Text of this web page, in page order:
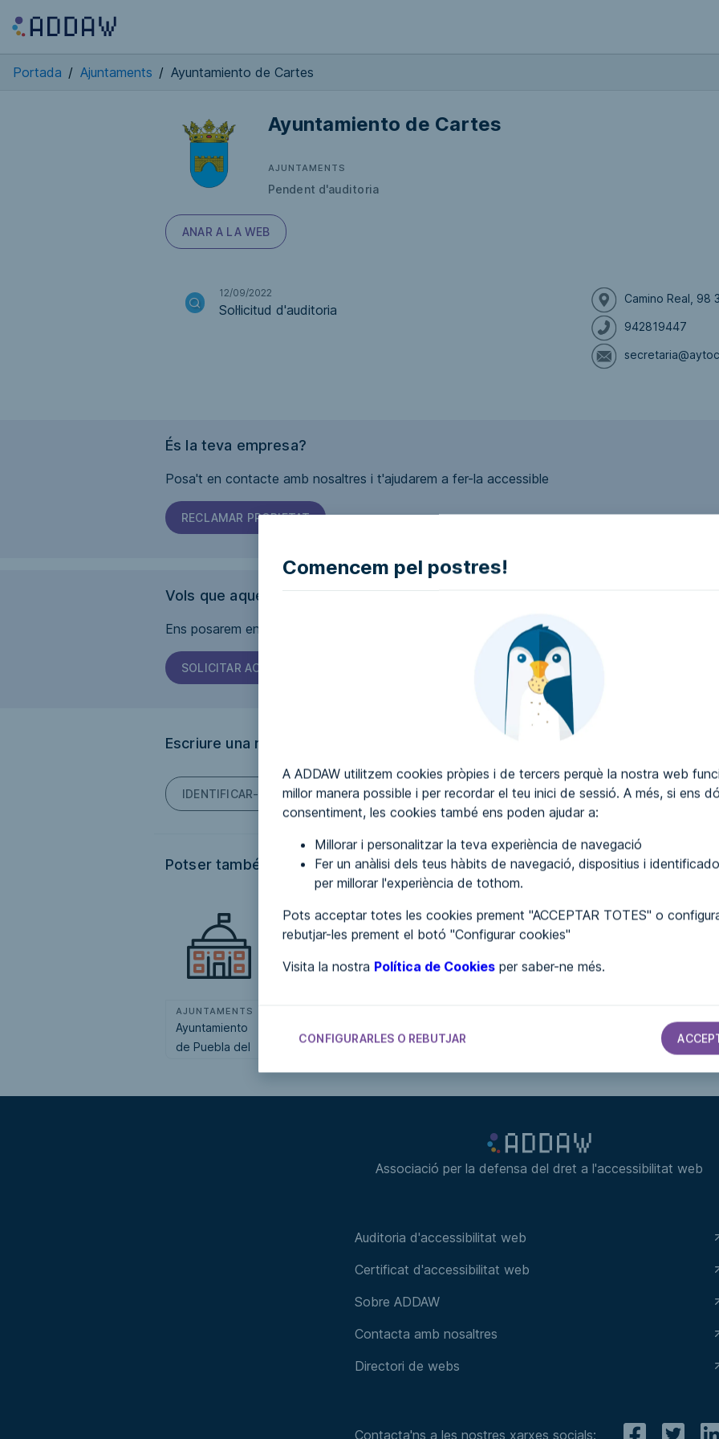
Comencem pel postres!
A ADDAW utilitzem cookies pròpies i de tercers perquè la nostra web
millor manera possible i per recordar el teu inici de sessió. A més, si ens
consentiment, les cookies també ens poden ajudar a:
Millorar i personalitzar la teva experiència de navegació
Fer un anàlisi dels teus hàbits de navegació, dispositius i
per millorar l'experiència de tothom.
Pots acceptar totes les cookies prement "ACCEPTAR TOTES" o
rebutjar-les prement el botó "Configurar cookies"
Visita la nostra Política de Cookies per saber-ne més.
CONFIGURARLES O REBUTJAR
Portada / Ajuntaments / Ayuntamiento de Cartes
Ayuntamiento de Cartes
AJUNTAMENTS
Pendent d'auditoria
ANAR A LA WEB
12/09/2022
Sol·licitud d'auditoria
Camino Real, 98
942819447
És la teva empresa?
Posa't en contacte amb nosaltres i t'ajudarem a fer-la accessible
RECLAMAR PROPIETAT
Vols que aquesta pàgina sigui accessible?
Ens posarem en contacte amb l'empresa i intentarem que la facin accessible..
SOLICITAR ACCESSIBILITAT
Escriure una ressenya
IDENTIFICAR-TE PER PODER ESCRIURE COMENTARIS
Potser també t'interessi...
AJUNTAMENTS
Ayuntamiento
de Puebla del
de Sant Aniol
de Castiello de
Ayuntamiento
de Brea de Tajo
Associació per la defensa del dret a l'accessibilitat web
Auditoria d'accessibilitat web
Certificat d'accessibilitat web
Sobre ADDAW
Contacta amb nosaltres
Directori de webs
Contacta'ns a les nostres xarxes socials: